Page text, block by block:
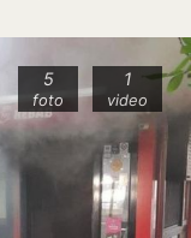
5
foto
1
video